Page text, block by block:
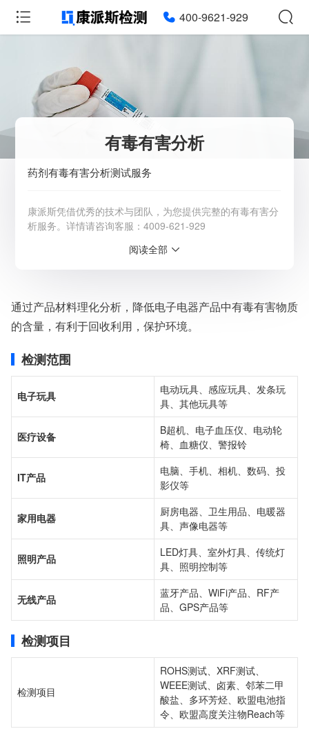
400-9621-929
有毒有害分析
药剂有毒有害分析测试服务
康派斯凭借优秀的技术与团队，为您提供完整的有毒有害分
析服务。详情请咨询客服：4009-621-929
服务模式：快递寄样、现场取样、人工送样
服务对象：企事业单位、高等院校、科研院所
服务方向：采购销售、竞标投标、生产研发、科研数据、诊
检测标准：国家标准、行业标准、企业标准、地方标准、国
外标准、非标定制
阅读全部
通过产品材料理化分析，降低电子电器产品中有毒有害物质
的含量，有利于回收利用，保护环境。
检测范围
电子玩具
电动玩具、感应玩具、发条玩
具、其他玩具等
医疗设备
B超机、电子血压仪、电动轮
椅、血糖仪、警报铃
IT产品
电脑、手机、相机、数码、投
影仪等
家用电器
厨房电器、卫生用品、电暖器
具、声像电器等
照明产品
LED灯具、室外灯具、传统灯
具、照明控制等
无线产品
蓝牙产品、WiFi产品、RF产
品、GPS产品等
检测项目
检测项目
ROHS测试、XRF测试、
WEEE测试、卤素、邻苯二甲
酸盐、多环芳烃、欧盟电池指
令、欧盟高度关注物Reach等